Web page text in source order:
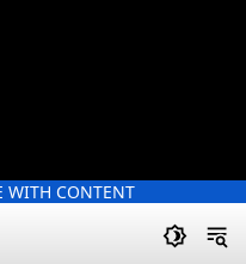
WITH CONTENT